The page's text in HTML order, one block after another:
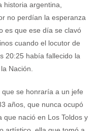
historia argentina,
no perdían la esperanza
es que ese día se clavó
cuando el locutor de
20:25 había fallecido la
Nación.
se honraría a un jefe
años, que nunca ocupó
que nació en Los Toldos y